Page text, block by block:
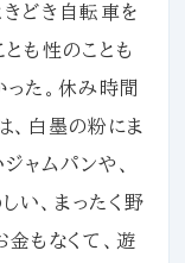
きどき自転車を
も性のことも
った。休み時間
、白墨の粉にま
ャムパンや、
い、まったく野
金もなくて、遊